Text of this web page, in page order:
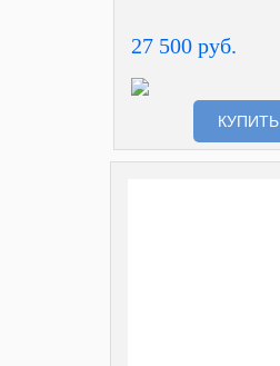
27 500 руб.
КУПИТЬ